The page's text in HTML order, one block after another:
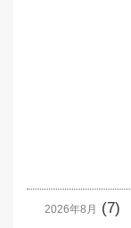
2026年8月 (7)